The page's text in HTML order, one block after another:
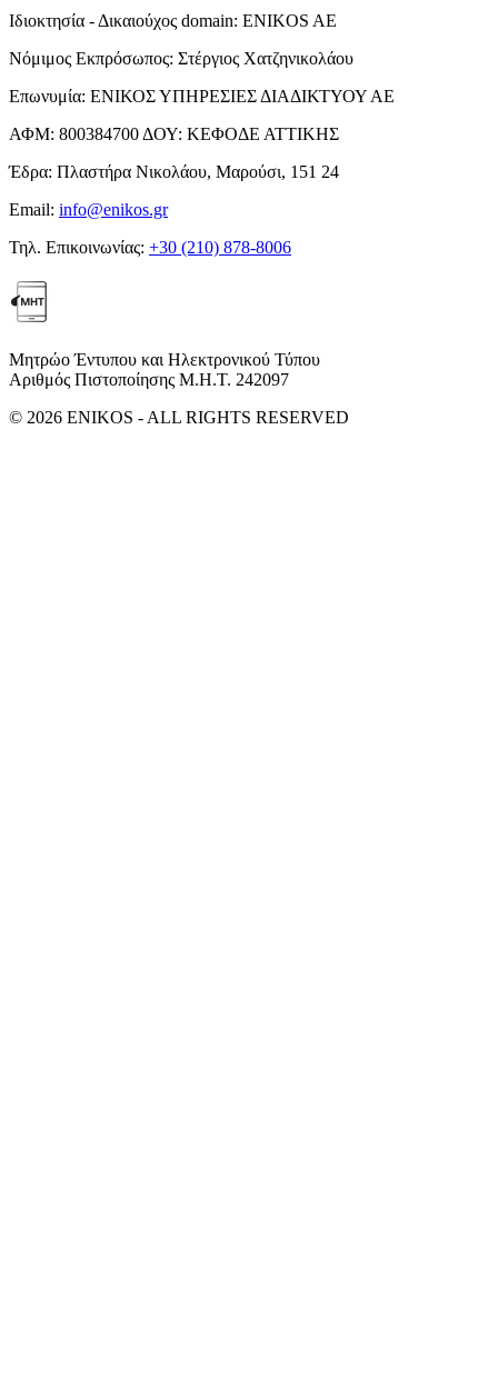
Ιδιοκτησία - Δικαιούχος domain: ENIKOS AE
Νόμιμος Εκπρόσωπος: Στέργιος Χατζηνικολάου
Επωνυμία: ΕΝΙΚΟΣ ΥΠΗΡΕΣΙΕΣ ΔΙΑΔΙΚΤΥΟΥ ΑΕ
ΑΦΜ: 800384700 ΔΟΥ: ΚΕΦΟΔΕ ΑΤΤΙΚΗΣ
Έδρα: Πλαστήρα Νικολάου, Μαρούσι, 151 24
Email: info@enikos.gr
Τηλ. Επικοινωνίας: +30 (210) 878-8006
Μητρώο Έντυπου και Ηλεκτρονικού Τύπου
Αριθμός Πιστοποίησης Μ.Η.Τ. 242097
© 2026 ENIKOS - ALL RIGHTS RESERVED